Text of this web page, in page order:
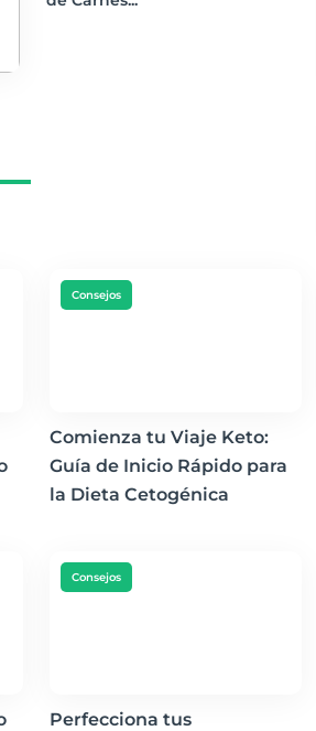
Consejos
Comienza tu Viaje Keto:
Guía de Inicio Rápido para
la Dieta Cetogénica
Consejos
Perfecciona tus